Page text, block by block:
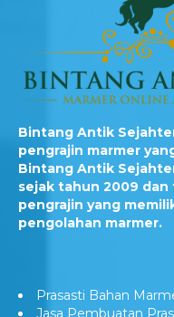
Bintang Antik
pengrajin marmer
Bintang Antik
sejak tahun 2009
pengrajin yang
pengolahan marmer.
Prasasti Bahan